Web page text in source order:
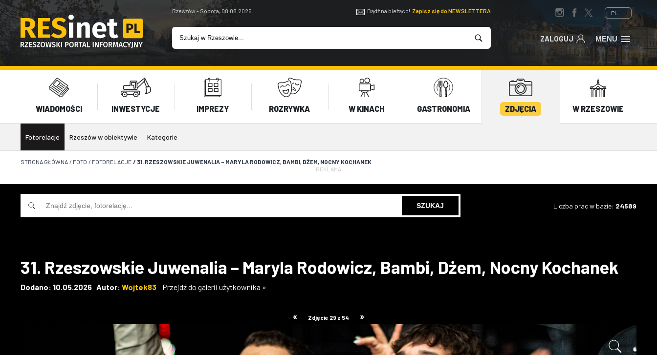
Rzeszów - Sobota, 08.08.2026 Bądź na bieżąco! Zapisz się do NEWSLETTERA PL
ZALOGUJ MENU
WIADOMOŚCI INWESTYCJE IMPREZY ROZRYWKA W KINACH GASTRONOMIA ZDJĘCIA W RZESZOWIE
Fotorelacje Rzeszów w obiektywie Kategorie
STRONA GŁÓWNA / FOTO / FOTORELACJE / 31. RZESZOWSKIE JUWENALIA – MARYLA RODOWICZ, BAMBI, DŻEM, NOCNY KOCHANEK
REKLAMA
Liczba prac w bazie: 24589
31. Rzeszowskie Juwenalia – Maryla Rodowicz, Bambi, Dżem, Nocny Kochanek
Dodano: 10.05.2026 Autor: Wojtek83 Przejdź do galerii użytkownika »
« Zdjęcie 29 z 54 »